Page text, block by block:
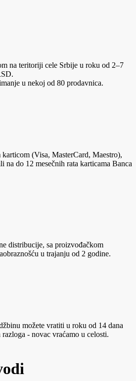
na teritoriji cele Srbije u roku od 2–7
u nekoj od 80 prodavnica.
(Visa, MasterCard, Maestro),
do 12 mesečnih rata karticama Banca
distribucije, sa proizvođačkom
u trajanju od 2 godine.
možete vratiti u roku od 14 dana
- novac vraćamo u celosti.